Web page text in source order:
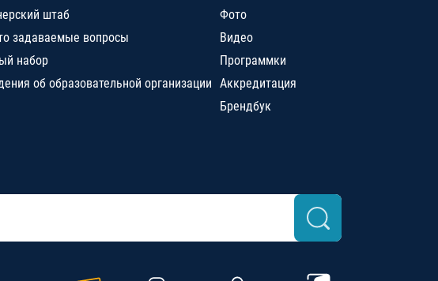
штаб
задаваемые вопросы
набор
об образовательной организации
Фото
Видео
Программки
Аккредитация
Брендбук